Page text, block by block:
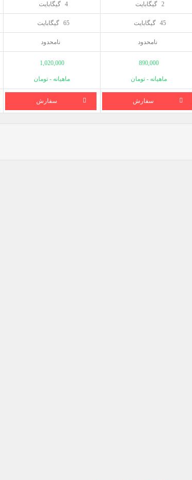
2 گیگابایت 4 گیگابایت
45 گیگابایت 65 گیگابایت
نامحدود نامحدود
890,000
ماهیانه - تومان
1,020,000
ماهیانه - تومان
سفارش سفارش